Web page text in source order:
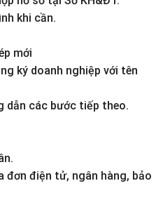
khi cần.
mới
ký doanh nghiệp với tên
dẫn các bước tiếp theo.
đơn điện tử, ngân hàng, bảo